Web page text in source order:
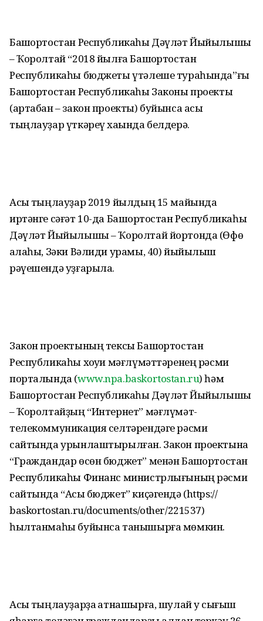
Башҡортостан Республикаһы Дәүләт Йыйылышы
– Ҡоролтай “2018 йылға Башҡортостан
Республикаһы бюджеты үтәлеше тураһында”ғы
Башҡортостан Республикаһы Законы проекты
(артабан – закон проекты) буйынса асыҡ
тыңлауҙар үткәреү хаҡында белдерә.
Асыҡ тыңлауҙар 2019 йылдың 15 майында
иртәнге сәғәт 10-да Башҡортостан Республикаһы
Дәүләт Йыйылышы – Ҡоролтай йортонда (Өфө
ҡалаһы, Зәки Вәлиди урамы, 40) йыйылыш
рәүешендә уҙғарыла.
Закон проектының тексы Башҡортостан
Республикаһы хоҡуҡи мәғлүмәттәренең рәсми
порталында (www.npa.baskortostan.ru) һәм
Башҡортостан Республикаһы Дәүләт Йыйылышы
– Ҡоролтайҙың “Интернет” мәғлүмәт-
телекоммуникация селтәрендәге рәсми
сайтында урынлаштырылған. Закон проектына
“Граждандар өсөн бюджет” менән Башҡортостан
Республикаһы Финанс министр­лығының рәсми
сайтында “Асыҡ бюджет” киҫәгендә (https://
baskortostan.ru/documents/other/221537)
һылтанмаһы буйынса танышырға мөмкин.
Асыҡ тыңлауҙарҙа ҡатнашырға, шулай уҡ сығыш